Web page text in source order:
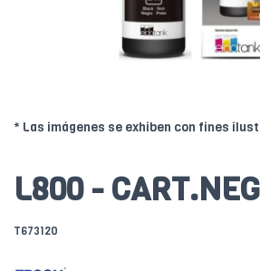
* Las imágenes se exhiben con fines
L800 -
T673120